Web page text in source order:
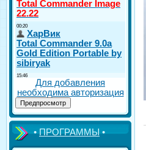
Для добавления
необходима авторизация
•ПРОГРАММЫ•